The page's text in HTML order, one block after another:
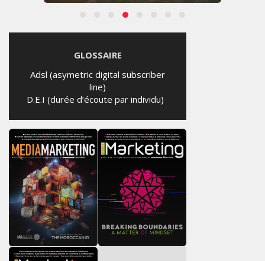
GLOSSAIRE
Adsl (asymetric digital subscriber
line)
D.E.I (durée d’écoute par individu)